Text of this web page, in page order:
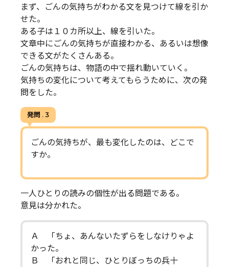
まず、ごんの気持ちがわかる文を見つけて線を引か
せた。
ある子は１０カ所以上、線を引いた。
文章中にごんの気持ちが直接わかる、あるいは想像
できる文がたくさんある。
ごんの気持ちは、物語の中で揺れ動いていく。
気持ちの変化について考えてもらうために、次の発
問をした。
発問 . 3
ごんの気持ちが、最も変化したのは、どこで
すか。
一人ひとりの読みの個性が出る問題である。
意見は分かれた。
Ａ 「ちょ、あんないたずらをしなけりゃよ
かった。
Ｂ 「おれと同じ、ひとりぼっちの兵十